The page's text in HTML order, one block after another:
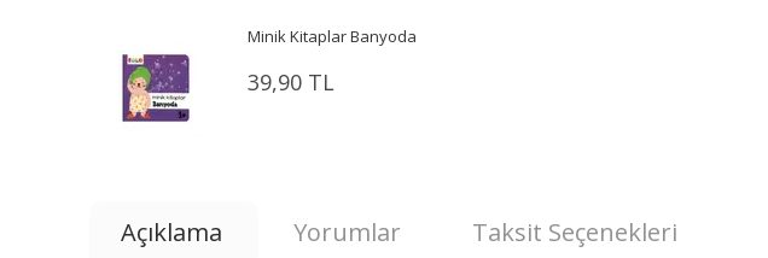
Minik Kitaplar Banyoda
39,90 TL
Açıklama Yorumlar Taksit Seçenekleri